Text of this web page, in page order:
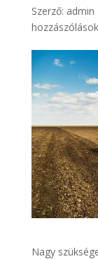
Szerző: admin
hozzászólások
Nagy